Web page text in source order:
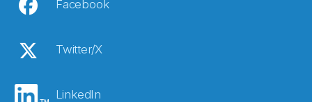
Facebook
Twitter/X
LinkedIn